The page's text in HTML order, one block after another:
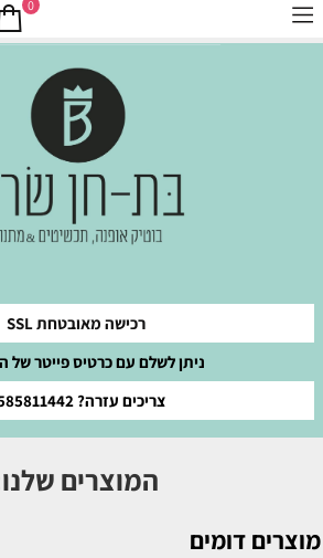
רכישה מאובטחת SSL
ניתן לשלם עם כרטיס פייטר של
צריכים עזרה? 0585811442
0
המוצרים
מוצרים דומים